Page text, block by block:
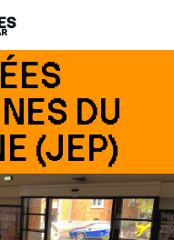
DU
(JEP)